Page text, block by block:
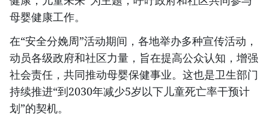
母婴健康工作。
在“安全分娩周”活动期间，各地举办多种宣传活动，
动员各级政府和社区力量，旨在提高公众认知，增强
社会责任，共同推动母婴保健事业。这也是卫生部门
持续推进“到2030年减少5岁以下儿童死亡率干预计
划”的契机。